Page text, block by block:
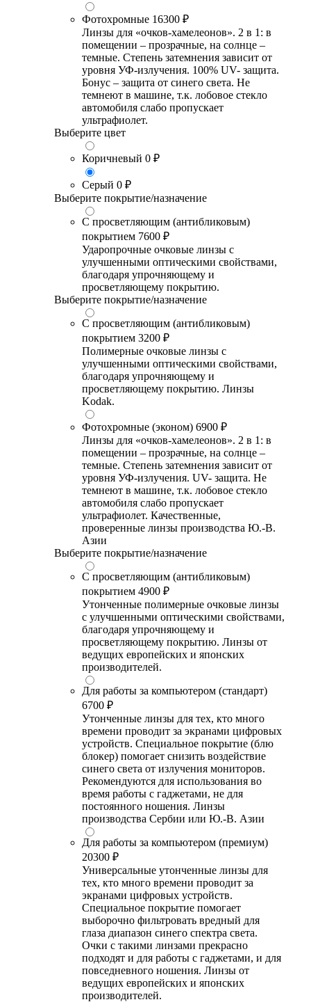
Фотохромные 16300 ₽
Линзы для «очков-хамелеонов». 2 в 1: в
помещении – прозрачные, на солнце –
темные. Степень затемнения зависит от
уровня УФ-излучения. 100% UV- защита.
Бонус – защита от синего света. Не
темнеют в машине, т.к. лобовое стекло
автомобиля слабо пропускает
ультрафиолет.
Выберите цвет
Коричневый 0 ₽
Серый 0 ₽
Выберите покрытие/назначение
С просветляющим (антибликовым)
покрытием 7600 ₽
Ударопрочные очковые линзы с
улучшенными оптическими свойствами,
благодаря упрочняющему и
просветляющему покрытию.
Выберите покрытие/назначение
С просветляющим (антибликовым)
покрытием 3200 ₽
Полимерные очковые линзы с
улучшенными оптическими свойствами,
благодаря упрочняющему и
просветляющему покрытию. Линзы
Kodak.
Фотохромные (эконом) 6900 ₽
Линзы для «очков-хамелеонов». 2 в 1: в
помещении – прозрачные, на солнце –
темные. Степень затемнения зависит от
уровня УФ-излучения. UV- защита. Не
темнеют в машине, т.к. лобовое стекло
автомобиля слабо пропускает
ультрафиолет. Качественные,
проверенные линзы производства Ю.-В.
Азии
Выберите покрытие/назначение
С просветляющим (антибликовым)
покрытием 4900 ₽
Утонченные полимерные очковые линзы
с улучшенными оптическими свойствами,
благодаря упрочняющему и
просветляющему покрытию. Линзы от
ведущих европейских и японских
производителей.
Для работы за компьютером (стандарт)
6700 ₽
Утонченные линзы для тех, кто много
времени проводит за экранами цифровых
устройств. Специальное покрытие (блю
блокер) помогает снизить воздействие
синего света от излучения мониторов.
Рекомендуются для использования во
время работы с гаджетами, не для
постоянного ношения. Линзы
производства Сербии или Ю.-В. Азии
Для работы за компьютером (премиум)
20300 ₽
Универсальные утонченные линзы для
тех, кто много времени проводит за
экранами цифровых устройств.
Специальное покрытие помогает
выборочно фильтровать вредный для
глаза диапазон синего спектра света.
Очки с такими линзами прекрасно
подходят и для работы с гаджетами, и для
повседневного ношения. Линзы от
ведущих европейских и японских
производителей.